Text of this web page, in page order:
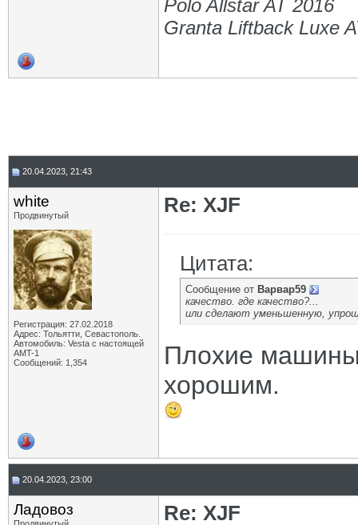
Polo Allstar AT 2016
Granta Liftback Luxe
20.04.2023, 21:43
white
Продвинутый
Регистрация: 27.02.2018
Адрес: Тольятти, Севастополь.
Автомобиль: Vesta с настоящей
AMT-1
Сообщений: 1,354
Re: XJF
Цитата:
Сообщение от Варвар59
качество. где качество?...
или сделают уменьшенную,
Плохие
хорошим.
20.04.2023, 23:00
Ладовоз Re: XJF